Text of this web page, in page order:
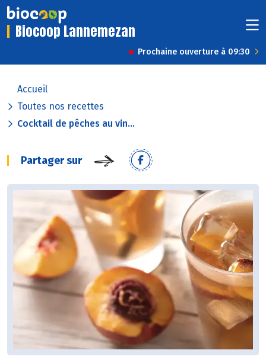
Biocoop Lannemezan
Prochaine ouverture à 09:30
Accueil
Toutes nos recettes
Cocktail de pêches au vin...
Partager sur